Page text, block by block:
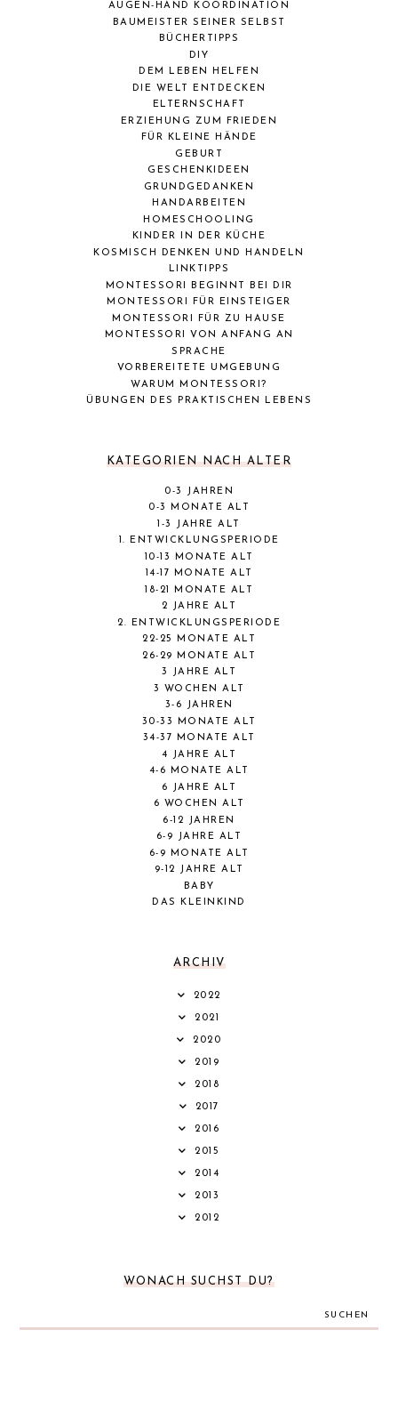
AUGEN-HAND KOORDINATION
BAUMEISTER SEINER SELBST
BÜCHERTIPPS
DIY
DEM LEBEN HELFEN
DIE WELT ENTDECKEN
ELTERNSCHAFT
ERZIEHUNG ZUM FRIEDEN
FÜR KLEINE HÄNDE
GEBURT
GESCHENKIDEEN
GRUNDGEDANKEN
HANDARBEITEN
HOMESCHOOLING
KINDER IN DER KÜCHE
KOSMISCH DENKEN UND HANDELN
LINKTIPPS
MONTESSORI BEGINNT BEI DIR
MONTESSORI FÜR EINSTEIGER
MONTESSORI FÜR ZU HAUSE
MONTESSORI VON ANFANG AN
SPRACHE
VORBEREITETE UMGEBUNG
WARUM MONTESSORI?
ÜBUNGEN DES PRAKTISCHEN LEBENS
KATEGORIEN NACH ALTER
0-3 JAHREN
0-3 MONATE ALT
1-3 JAHRE ALT
1. ENTWICKLUNGSPERIODE
10-13 MONATE ALT
14-17 MONATE ALT
18-21 MONATE ALT
2 JAHRE ALT
2. ENTWICKLUNGSPERIODE
22-25 MONATE ALT
26-29 MONATE ALT
3 JAHRE ALT
3 WOCHEN ALT
3-6 JAHREN
30-33 MONATE ALT
34-37 MONATE ALT
4 JAHRE ALT
4-6 MONATE ALT
6 JAHRE ALT
6 WOCHEN ALT
6-12 JAHREN
6-9 JAHRE ALT
6-9 MONATE ALT
9-12 JAHRE ALT
BABY
DAS KLEINKIND
ARCHIV
2022
2021
2020
2019
2018
2017
2016
2015
2014
2013
2012
WONACH SUCHST DU?
SUCHEN